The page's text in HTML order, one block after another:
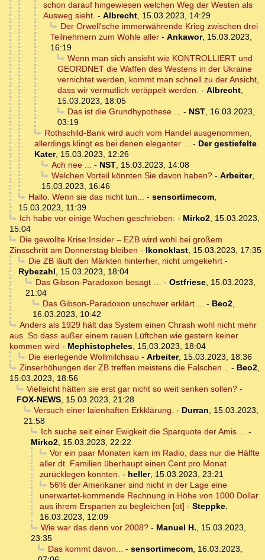
schon darauf hingewiesen welchen Weg der Westen als
Ausweg sieht. - Albrecht, 15.03.2023, 14:29
Der Orwell'sche immerwährende Krieg zwischen drei
Teilnehmern zum Wohle aller - Ankawor, 15.03.2023,
16:19
Wenn man sich ansieht wie KONTROLLIERT und
GEORDNET die Waffen des Westens in der Ukraine
vernichtet werden, kommt man schnell zu der Ansicht,
dass wir vermutlich veräppelt werden. - Albrecht,
15.03.2023, 18:05
Das ist die Grundhypothese ... - NST, 16.03.2023,
03:19
Rothschild-Bank wird auch vom Handel ausgenommen,
allerdings klingt es bei denen eleganter ... - Der gestiefelte
Kater, 15.03.2023, 12:26
Ach nee ... - NST, 15.03.2023, 14:08
Welchen Vorteil könnten Sie davon haben?- Arbeiter,
15.03.2023, 16:46
Hallo. Wenn sie das nicht tun... - sensortimecom,
15.03.2023, 11:39
Ich habe vor einige Wochen geschrieben: - Mirko2, 15.03.2023,
15:04
Die gewollte Krise:Insider – EZB wird wohl bei großem
Zinsschritt am Donnerstag bleiben - Ikonoklast, 15.03.2023, 17:35
Die ZB läuft den Märkten hinterher, nicht umgekehrt-
Rybezahl, 15.03.2023, 18:04
Das Gibson-Paradoxon besagt … - Ostfriese, 15.03.2023,
21:04
Das Gibson-Paradoxon unschwer erklärt ... - Beo2,
16.03.2023, 10:42
Anders als 1929 hält das System einen Chrash wohl nicht mehr
aus. So dass außer einem rauen Lüftchen wie gestern keiner
kommen wird - Mephistopheles, 15.03.2023, 18:04
Die eierlegende Wollmilchsau - Arbeiter, 15.03.2023, 18:36
Zinserhöhungen der ZB treffen meistens die Falschen .. - Beo2,
15.03.2023, 18:56
Vielleicht hätten sie erst gar nicht so weit senken sollen?-
FOX-NEWS, 15.03.2023, 21:28
Versuch einer laienhaften Erkklärung. - Durran, 15.03.2023,
21:58
Ich suche seit einer Ewigkeit die Sparquote der Amis ... -
Mirko2, 15.03.2023, 22:22
Vor ein paar Monaten kam im Radio, dass nur die Hälfte
aller dt. Familien überhaupt einen Cent pro Monat
zurücklegen konnten. - heller, 15.03.2023, 23:21
56% der Amerikaner sind nicht in der Lage eine
unerwartet-kommende Rechnung in Höhe von 1000 Dollar
aus ihrem Ersparten zu begleichen [ot] - Steppke,
16.03.2023, 12:09
Wie war das denn vor 2008?- Manuel H., 15.03.2023,
23:35
Das kommt davon... - sensortimecom, 16.03.2023,